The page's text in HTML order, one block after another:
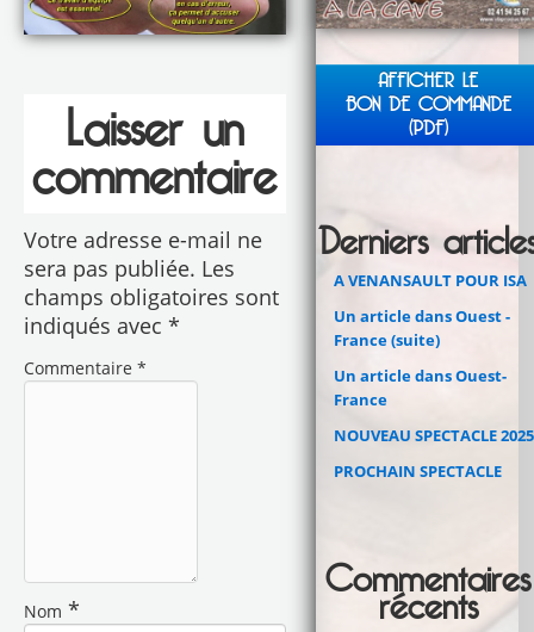
Laisser un
commentaire
Votre adresse e-mail ne
sera pas publiée. Les
champs obligatoires sont
indiqués avec *
Commentaire *
Nom *
AFFICHER LE
BON DE COMMANDE
(PDF)
Derniers
A VENANSAULT POUR ISA
Un article dans Ouest -
France (suite)
Un article dans Ouest-
France
NOUVEAU SPECTACLE 2025
PROCHAIN SPECTACLE
Commentaires
récents